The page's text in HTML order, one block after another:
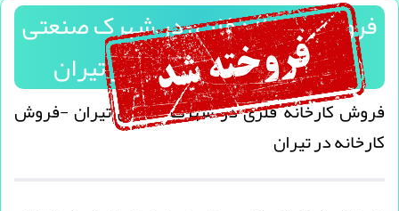
فروش کارخانه فلزی در شهرک صنعتی
تیران -فروش کارخانه در تیران
فروش کارخانه فلزی در شهرک صنعتی تیران -فروش
کارخانه در تیران